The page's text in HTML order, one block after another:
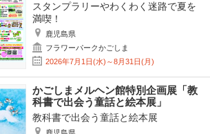
スタンプラリーやわくわく迷路で夏を
満喫！
鹿児島県
フラワーパークかごしま
2026年7月1日(水)～8月31日(月)
かごしまメルヘン館特別企画展「教
科書で出会う童話と絵本展」
教科書で出会う童話と絵本展